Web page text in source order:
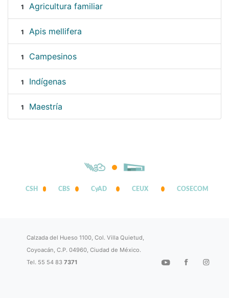
1 Agricultura familiar
1 Apis mellifera
1 Campesinos
1 Indígenas
1 Maestría
CSH CBS CyAD CEUX COSECOM
Calzada del Hueso 1100, Col. Villa Quietud,
Coyoacán, C.P. 04960, Ciudad de México.
Tel. 55 54 837371